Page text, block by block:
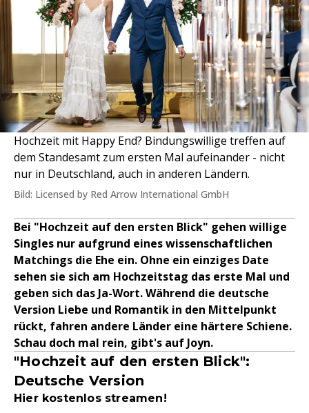
Hochzeit mit Happy End? Bindungswillige treffen auf
dem Standesamt zum ersten Mal aufeinander - nicht
nur in Deutschland, auch in anderen Ländern.
Bild: Licensed by Red Arrow International GmbH
Bei "Hochzeit auf den ersten Blick" gehen willige
Singles nur aufgrund eines wissenschaftlichen
Matchings die Ehe ein. Ohne ein einziges Date
sehen sie sich am Hochzeitstag das erste Mal und
geben sich das Ja-Wort. Während die deutsche
Version Liebe und Romantik in den Mittelpunkt
rückt, fahren andere Länder eine härtere Schiene.
Schau doch mal rein, gibt's auf Joyn.
"Hochzeit auf den ersten Blick":
Deutsche Version
Hier kostenlos streamen!